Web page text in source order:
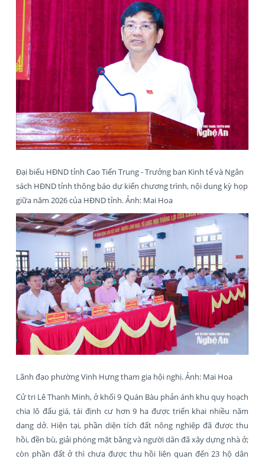
Đại biểu HĐND tỉnh Cao Tiến Trung - Trưởng ban Kinh tế và Ngân
sách HĐND tỉnh thông báo dự kiến chương trình, nội dung kỳ họp
giữa năm 2026 của HĐND tỉnh. Ảnh: Mai Hoa
Lãnh đạo phường Vinh Hưng tham gia hội nghị. Ảnh: Mai Hoa
Cử tri Lê Thanh Minh, ở khối 9 Quán Bàu phản ánh khu quy hoạch
chia lô đấu giá, tái định cư hơn 9 ha được triển khai nhiều năm
dang dở. Hiện tại, phần diện tích đất nông nghiệp đã được thu
hồi, đền bù, giải phóng mặt bằng và người dân đã xây dựng nhà ở;
còn phần đất ở thì chưa được thu hồi liên quan đến 23 hộ dân